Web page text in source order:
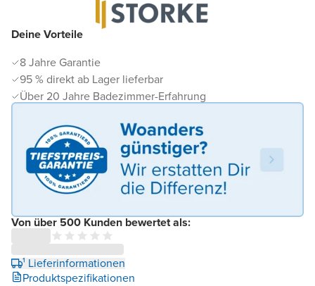
Deine Vorteile
8 Jahre Garantie
95 % direkt ab Lager lieferbar
Über 20 Jahre Badezimmer-Erfahrung
Von über 500 Kunden bewertet als:
¹ Lieferinformationen
Produktspezifikationen